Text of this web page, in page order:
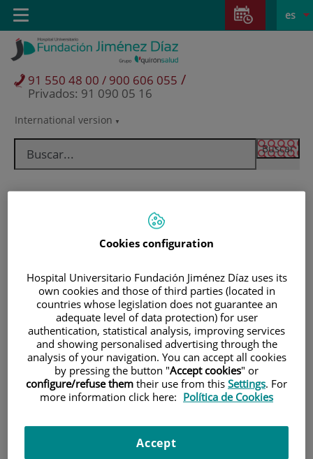
Saltar al contenido
Saltar
contenido
Selector
idioma
activo
es
International version
91 550 48 00 / 900 606 055 /
Privados: 91 090 05 16
Toggle
navigation
Pacientes y visitantes
Investigación
Cookies configuration
Hospital Universitario Fundación Jiménez Díaz uses its
own cookies and those of third parties (located in
countries whose legislation does not guarantee an
adequate level of data protection) for user
authentication, statistical analysis, improving services
and showing personalised advertising through the
analysis of your navigation. You can accept all cookies
by pressing the button "Accept cookies" or
configure/refuse them their use from this Settings. For
more information click here: Política de Cookies
Accept